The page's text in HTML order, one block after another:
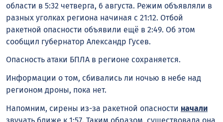
области в 5:32 четверга, 6 августа. Режим объявляли в
разных уголках региона начиная с 21:12. Отбой
ракетной опасности объявили ещё в 2:49. Об этом
сообщил губернатор Александр Гусев.
Опасность атаки БПЛА в регионе сохраняется.
Информации о том, сбивались ли ночью в небе над
регионом дроны, пока нет.
Напомним, сирены из-за ракетной опасности начали